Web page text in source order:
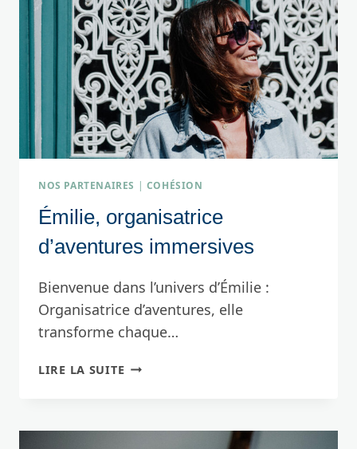
NOS PARTENAIRES | COHÉSION
Émilie, organisatrice
d’aventures immersives
Bienvenue dans l’univers d’Émilie :
Organisatrice d’aventures, elle
transforme chaque…
LIRE LA SUITEÉMILIE,